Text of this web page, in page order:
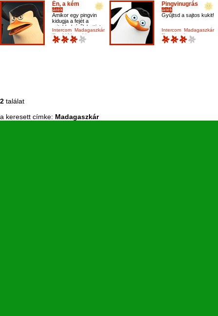
Én, a kém
játék
Amikor egy pingvin
kidugja a fejét a
rejtekhelyéről, kattints
rá!
Intercom Madagaszkár
film
hidden object
Pingvinugrás
játék
Gyűjtsd a sajtos kukit!
Intercom Madagaszkár
film
pingvin
2 találat
a keresett címke: Madagaszkár